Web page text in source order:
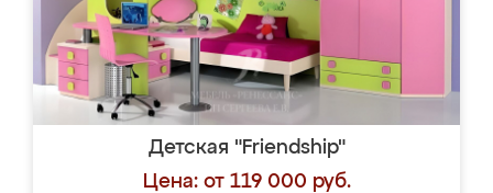
Детская "Friendship"
Цена: от 119 000 руб.